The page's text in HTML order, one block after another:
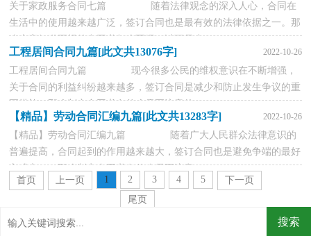
关于家政服务合同七篇 随着法律观念的深入人心，合同在
生活中的使用越来越广泛，签订合同也是最有效的法律依据之一。那
么大家知道正规的合同书怎么写吗？以下是小...
工程居间合同九篇[此文共13076字] 2022-10-26
工程居间合同九篇 现今很多公民的维权意识在不断增强，
关于合同的利益纠纷越来越多，签订合同是减少和防止发生争议的重
要措施。那么制定合同书有什么需要注意的...
【精品】劳动合同汇编九篇[此文共13283字] 2022-10-26
【精品】劳动合同汇编九篇 随着广大人民群众法律意识的
普遍提高，合同起到的作用越来越大，签订合同也是避免争端的最好
方式之一。那么制定合同书有什么需要注意...
首页
上一页 1 2 3 4 5
下一页
尾页